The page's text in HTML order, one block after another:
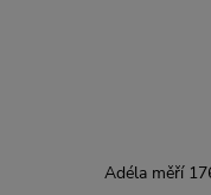
Adéla měří